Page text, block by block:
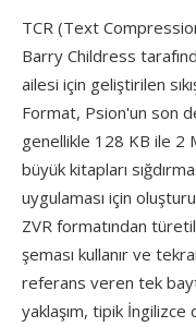
TCR (Text
Barry Childress
ailesi için geliştirilen
Format, Psion'un son
genellikle 128 KB ile 2
büyük kitapları
uygulaması için
ZVR formatından
şeması kullanır ve
referans veren tek
yaklaşım, tipik İngilizce